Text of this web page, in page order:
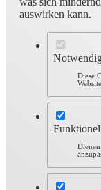
auswirken kann.
Diese